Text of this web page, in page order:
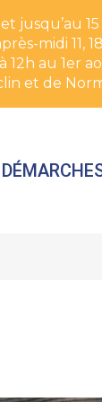
jusqu’au
midi
12h au 1er
et de